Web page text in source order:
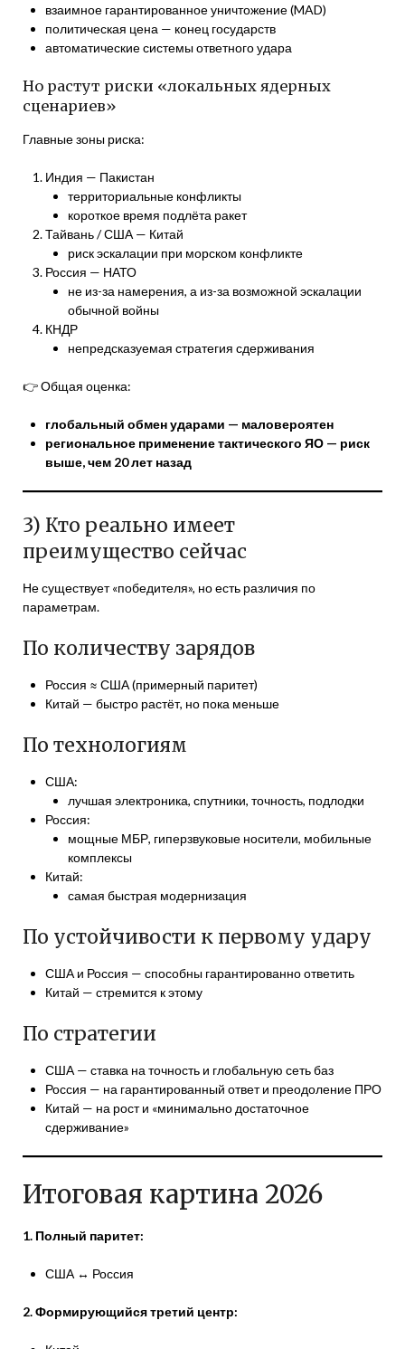
взаимное гарантированное уничтожение (MAD)
политическая цена — конец государств
автоматические системы ответного удара
Но растут риски «локальных ядерных
сценариев»
Главные зоны риска:
Индия — Пакистан
территориальные конфликты
короткое время подлёта ракет
Тайвань / США — Китай
риск эскалации при морском конфликте
Россия — НАТО
не из-за намерения, а из-за возможной эскалации
обычной войны
КНДР
непредсказуемая стратегия сдерживания
👉 Общая оценка:
глобальный обмен ударами — маловероятен
региональное применение тактического ЯО — риск
выше, чем 20 лет назад
3) Кто реально имеет
преимущество сейчас
Не существует «победителя», но есть различия по
параметрам.
По количеству зарядов
Россия ≈ США (примерный паритет)
Китай — быстро растёт, но пока меньше
По технологиям
США:
лучшая электроника, спутники, точность, подлодки
Россия:
мощные МБР, гиперзвуковые носители, мобильные
комплексы
Китай:
самая быстрая модернизация
По устойчивости к первому удару
США и Россия — способны гарантированно ответить
Китай — стремится к этому
По стратегии
США — ставка на точность и глобальную сеть баз
Россия — на гарантированный ответ и преодоление ПРО
Китай — на рост и «минимально достаточное
сдерживание»
Итоговая картина 2026
1. Полный паритет:
США ↔ Россия
2. Формирующийся третий центр: